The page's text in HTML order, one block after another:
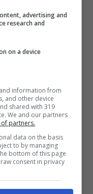
. Una grande
tenere conto
da loro per un
advertising and
research and
on a device
information from
and other device
shared with 319
We and our partners
of partners.
data on the basis
to by managing
bottom of this page
consent in privacy